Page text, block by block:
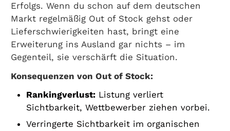
Erfolgs. Wenn du schon auf dem deutschen
Markt regelmäßig Out of Stock gehst oder
Lieferschwierigkeiten hast, bringt eine
Erweiterung ins Ausland gar nichts – im
Gegenteil, sie verschärft die Situation.
Konsequenzen von Out of Stock:
Rankingverlust:Listung verliert
Sichtbarkeit, Wettbewerber ziehen vorbei.
Verringerte Sichtbarkeit im organischen